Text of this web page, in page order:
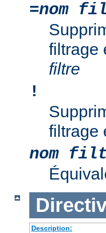
=nom
filtrage
filtre
!
filtrage
nom
Description: